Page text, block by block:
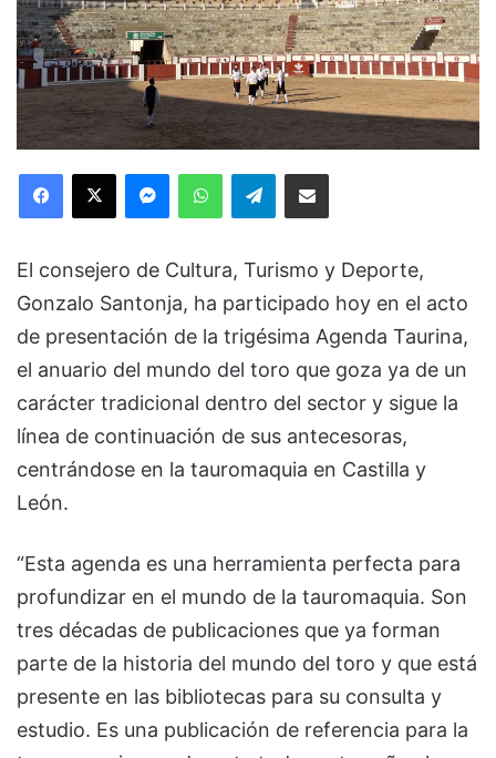
Facebook
X MessengerWhatsAppTelegramCompartir via Email
El consejero de Cultura, Turismo y Deporte,
Gonzalo Santonja, ha participado hoy en el acto
de presentación de la trigésima Agenda Taurina,
el anuario del mundo del toro que goza ya de un
carácter tradicional dentro del sector y sigue la
línea de continuación de sus antecesoras,
centrándose en la tauromaquia en Castilla y
León.
“Esta agenda es una herramienta perfecta para
profundizar en el mundo de la tauromaquia. Son
tres décadas de publicaciones que ya forman
parte de la historia del mundo del toro y que está
presente en las bibliotecas para su consulta y
estudio. Es una publicación de referencia para la